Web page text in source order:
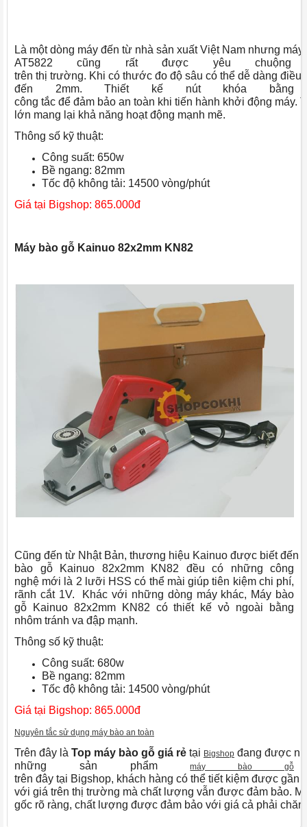
Là một dòng máy đến từ nhà sản xuất Việt Nam nhưng
AT5822 cũng rất được yêu chuộng
trên thị trường. Khi có thước đo độ sâu có thể dễ dàng điều
đến 2mm. Thiết kế nút khóa bằng
công tắc để đảm bảo an toàn khi tiến hành khởi động máy.
lớn mang lại khả năng hoạt động mạnh mẽ.
Thông số kỹ thuật:
Công suất: 650w
Bề ngang: 82mm
Tốc độ không tải: 14500 vòng/phút
Giá tại Bigshop: 865.000đ
Máy bào gỗ Kainuo 82x2mm KN82
Cũng đến từ Nhật Bản, thương hiệu Kainuo được biết đến
bào gỗ Kainuo 82x2mm KN82 đều có những công
nghệ mới là 2 lưỡi HSS có thể mài giúp tiên kiệm chi phí,
rãnh cắt 1V. Khác với những dòng máy khác, Máy bào
gỗ Kainuo 82x2mm KN82 có thiết kế vỏ ngoài bằng
nhôm tránh va đập mạnh.
Thông số kỹ thuật:
Công suất: 680w
Bề ngang: 82mm
Tốc độ không tải: 14500 vòng/phút
Giá tại Bigshop: 865.000đ
Nguyên tắc sử dụng máy bào an toàn
Trên đây là Top máy bào gỗ giá rẻ tại Bigshop đang được
những sản phẩmmáy bào gỗ
trên đây tại Bigshop, khách hàng có thể tiết kiệm được gần
với giá trên thị trường mà chất lượng vẫn được đảm bảo.
gốc rõ ràng, chất lượng được đảm bảo với giá cả phải